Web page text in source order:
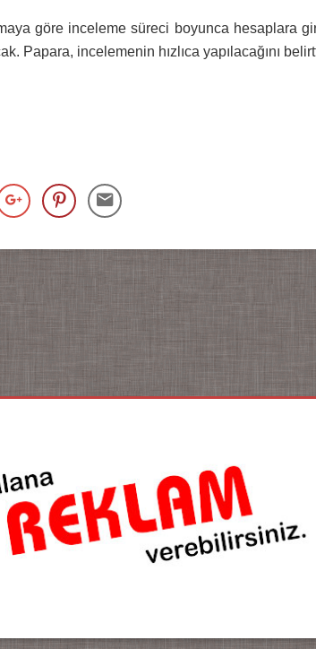
göre inceleme süreci boyunca hesaplara
Papara, incelemenin hızlıca yapılacağını